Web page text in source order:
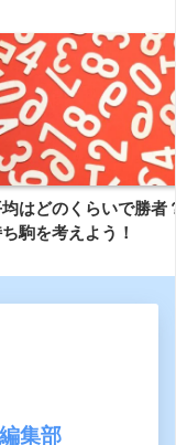
はどのくらいで勝者
駒を考えよう！
集部